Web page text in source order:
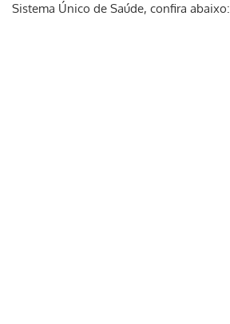
Sistema Único de Saúde, confira abaixo: